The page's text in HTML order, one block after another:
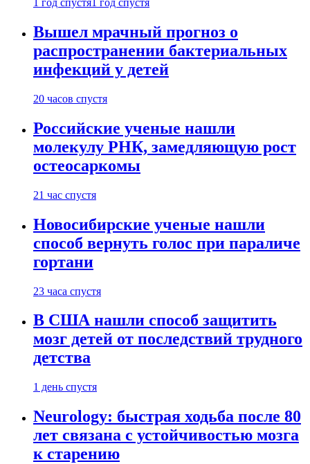
1 год спустя 1 год спустя
Вышел мрачный прогноз о
распространении бактериальных
инфекций у детей
20 часов спустя
Российские ученые нашли
молекулу РНК, замедляющую рост
остеосаркомы
21 час спустя
Новосибирские ученые нашли
способ вернуть голос при параличе
гортани
23 часа спустя
В США нашли способ защитить
мозг детей от последствий трудного
детства
1 день спустя
Neurology: быстрая ходьба после 80
лет связана с устойчивостью мозга
к старению